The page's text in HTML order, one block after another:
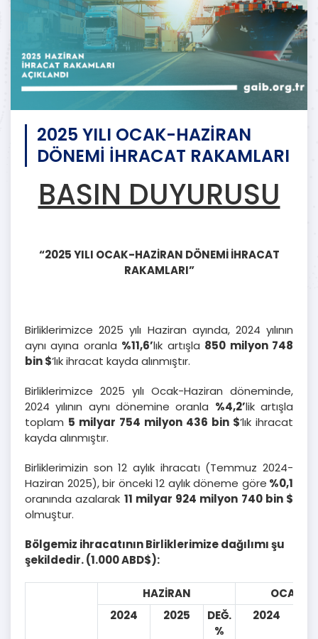
2025 YILI OCAK-HAZİRAN
DÖNEMİ İHRACAT RAKAMLARI
BASIN DUYURUSU
“2025 YILI OCAK-HAZİRAN DÖNEMİ İHRACAT
RAKAMLARI”
Birliklerimizce 2025 yılı Haziran ayında, 2024 yılının
aynı ayına oranla %11,6’lık artışla 850 milyon 748
bin$’lık ihracat kayda alınmıştır.
Birliklerimizce 2025 yılı Ocak-Haziran döneminde,
2024 yılının aynı dönemine oranla %4,2’lik artışla
toplam 5 milyar 754 milyon 436 bin $’lık ihracat
kayda alınmıştır.
Birliklerimizin son 12 aylık ihracatı (Temmuz 2024-
Haziran 2025), bir önceki 12 aylık döneme göre %0,1
oranında azalarak 11 milyar 924 milyon 740 bin $
olmuştur.
Bölgemiz ihracatının Birliklerimize dağılımı şu
şekildedir. (1.000 ABD$):
HAZİRAN
OCAK-
2024
2025
DEĞ.
%
2024